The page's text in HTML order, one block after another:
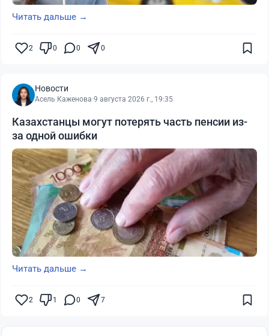
Читать дальше →
2 0 0 0
Новости
Асель Каженова·9 августа 2026 г., 19:35
Казахстанцы могут потерять часть пенсии из-
за одной ошибки
Читать дальше →
2 1 0 7